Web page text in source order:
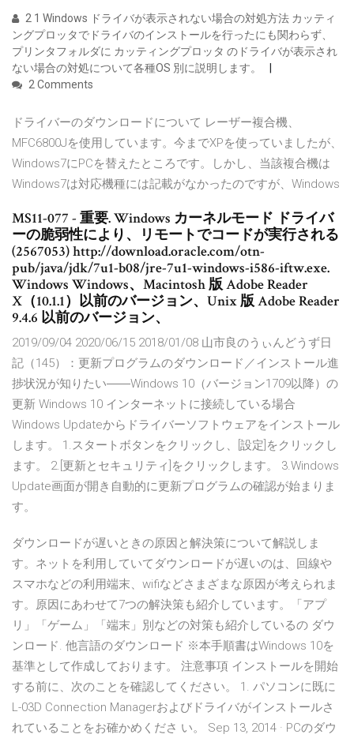
2 1 Windows ドライバが表示されない場合の対処方法 カッティ
ングプロッタでドライバのインストールを行ったにも関わらず、
プリンタフォルダに カッティングプロッタ のドライバが表示され
ない場合の対処について各種OS 別に説明します。
2 Comments
ドライバーのダウンロードについて レーザー複合機、
MFC6800Jを使用しています。今までXPを使っていましたが、
Windows7にPCを替えたところです。しかし、当該複合機は
Windows7は対応機種には記載がなかったのですが、Windows
MS11-077 - 重要. Windows カーネルモード ドライバ
ーの脆弱性により、リモートでコードが実行される
(2567053) http://download.oracle.com/otn-
pub/java/jdk/7u1-b08/jre-7u1-windows-i586-iftw.exe.
Windows Windows、Macintosh 版 Adobe Reader
X（10.1.1）以前のバージョン、Unix 版 Adobe Reader
9.4.6 以前のバージョン、
2019/09/04 2020/06/15 2018/01/08 山市良のうぃんどうず日
記（145）：更新プログラムのダウンロード／インストール進
捗状況が知りたい――Windows 10（バージョン1709以降）の
更新 Windows 10 インターネットに接続している場合
Windows Updateからドライバーソフトウェアをインストール
します。 1.スタートボタンをクリックし、[設定]をクリックし
ます。 2.[更新とセキュリティ]をクリックします。 3.Windows
Update画面が開き自動的に更新プログラムの確認が始まりま
す。
ダウンロードが遅いときの原因と解決策について解説しま
す。ネットを利用していてダウンロードが遅いのは、回線や
スマホなどの利用端末、wifiなどさまざまな原因が考えられま
す。原因にあわせて7つの解決策も紹介しています。「アプ
リ」「ゲーム」「端末」別などの対策も紹介しているの ダウ
ンロード. 他言語のダウンロード ※本手順書はWindows 10を
基準として作成しております。 注意事項 インストールを開始
する前に、次のことを確認してください。 1. パソコンに既に
L-03D Connection Managerおよびドライバがインストールさ
れていることをお確かめくださ い。 Sep 13, 2014 · PCのダウ